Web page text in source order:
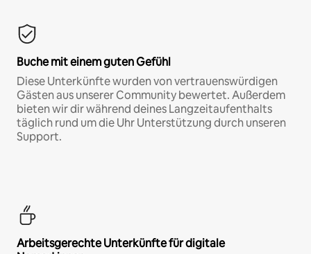
Buche mit einem guten Gefühl
Diese Unterkünfte wurden von vertrauenswürdigen
Gästen aus unserer Community bewertet. Außerdem
bieten wir dir während deines Langzeitaufenthalts
täglich rund um die Uhr Unterstützung durch unseren
Support.
Arbeitsgerechte Unterkünfte für digitale